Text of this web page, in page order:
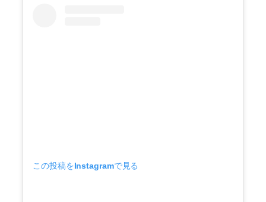
この投稿をInstagramで見る